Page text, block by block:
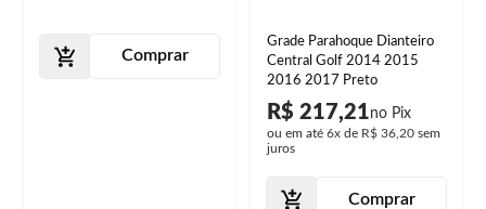
Comprar
Grade Parahoque Dianteiro
Central Golf 2014 2015
2016 2017 Preto
R$ 217,21
ou em até 6x de R$ 36,20 sem
juros
Comprar